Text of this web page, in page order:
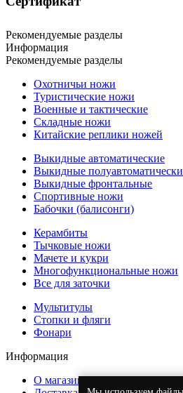
Рекомендуемые разделы
Информация
Рекомендуемые разделы
Охотничьи ножи
Туристические ножи
Военные и тактические
Складные ножи
Китайские реплики ножей
Выкидные автоматические
Выкидные
Выкидные фронтальные
Спортивные ножи
Бабочки (балисонги)
Керамбиты
Тычковые ножи
Мачете и кукри
Многофункциональные ножи
Все для заточки
Мультитулы
Стопки и фляги
Фонари
Информация
О магазине